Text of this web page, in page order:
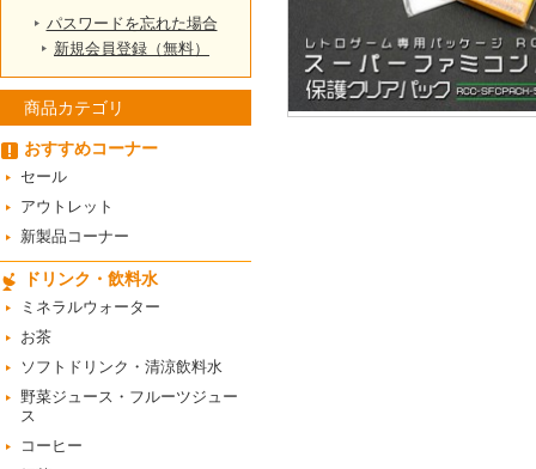
パスワードを忘れた場合
新規会員登録（無料）
商品カテゴリ
おすすめコーナー
セール
アウトレット
新製品コーナー
ドリンク・飲料水
ミネラルウォーター
お茶
ソフトドリンク・清涼飲料水
野菜ジュース・フルーツジュー
ス
コーヒー